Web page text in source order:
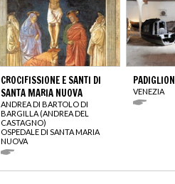
CROCIFISSIONE E SANTI DI
SANTA MARIA NUOVA
ANDREA DI BARTOLO DI
BARGILLA (ANDREA DEL
CASTAGNO)
OSPEDALE DI SANTA MARIA
NUOVA
VENEZIA